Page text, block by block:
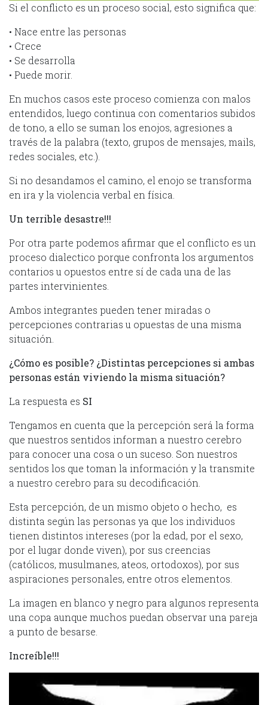
Si el conflicto es un proceso social, esto significa que:
• Nace entre las personas
• Crece
• Se desarrolla
• Puede morir.
En muchos casos este proceso comienza con malos
entendidos, luego continua con comentarios subidos
de tono, a ello se suman los enojos, agresiones a
través de la palabra (texto, grupos de mensajes, mails,
redes sociales, etc.).
Si no desandamos el camino, el enojo se transforma
en ira y la violencia verbal en física.
Un terrible desastre!!!
Por otra parte podemos afirmar que el conflicto es un
proceso dialectico porque confronta los argumentos
contarios u opuestos entre sí de cada una de las
partes intervinientes.
Ambos integrantes pueden tener miradas o
percepciones contrarias u opuestas de una misma
situación.
¿Cómo es posible? ¿Distintas percepciones si ambas
personas están viviendo la misma situación?
La respuesta es SI
Tengamos en cuenta que la percepción será la forma
que nuestros sentidos informan a nuestro cerebro
para conocer una cosa o un suceso. Son nuestros
sentidos los que toman la información y la transmite
a nuestro cerebro para su decodificación.
Esta percepción, de un mismo objeto o hecho, es
distinta según las personas ya que los individuos
tienen distintos intereses (por la edad, por el sexo,
por el lugar donde viven), por sus creencias
(católicos, musulmanes, ateos, ortodoxos), por sus
aspiraciones personales, entre otros elementos.
La imagen en blanco y negro para algunos representa
una copa aunque muchos puedan observar una pareja
a punto de besarse.
Increíble!!!